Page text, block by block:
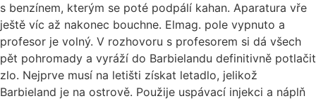
s benzínem, kterým se poté podpálí kahan. Aparatura vře
ještě víc až nakonec bouchne. Elmag. pole vypnuto a
profesor je volný. V rozhovoru s profesorem si dá všech
pět pohromady a vyráží do Barbielandu definitivně potlačit
zlo. Nejprve musí na letišti získat letadlo, jelikož
Barbieland je na ostrově. Použije uspávací injekci a náplň